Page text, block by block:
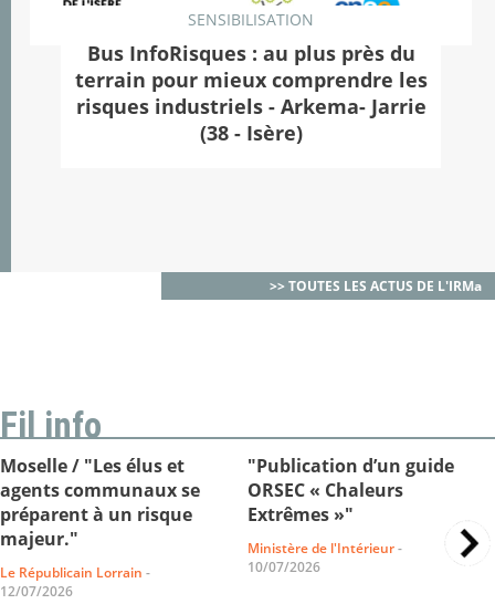
SENSIBILISATION
Bus InfoRisques : au plus près du
terrain pour mieux comprendre les
risques industriels - Arkema- Jarrie
(38 - Isère)
>> TOUTES LES ACTUS DE L'IRMa
Fil info
Moselle / "Les élus et
agents communaux se
préparent à un risque
majeur."
Le Républicain Lorrain -
12/07/2026
"Publication d’un guide
ORSEC « Chaleurs
Extrêmes »"
Ministère de l'Intérieur-
10/07/2026